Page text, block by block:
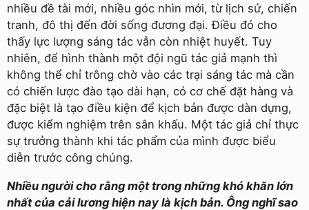
nhiều đề tài mới, nhiều góc nhìn mới, từ lịch sử, chiến
tranh, đô thị đến đời sống đương đại. Điều đó cho
thấy lực lượng sáng tác vẫn còn nhiệt huyết. Tuy
nhiên, để hình thành một đội ngũ tác giả mạnh thì
không thể chỉ trông chờ vào các trại sáng tác mà cần
có chiến lược đào tạo dài hạn, có cơ chế đặt hàng và
đặc biệt là tạo điều kiện để kịch bản được dàn dựng,
được kiểm nghiệm trên sân khấu. Một tác giả chỉ thực
sự trưởng thành khi tác phẩm của mình được biểu
diễn trước công chúng.
Nhiều người cho rằng một trong những khó khăn lớn
nhất của cải lương hiện nay là kịch bản. Ông nghĩ sao